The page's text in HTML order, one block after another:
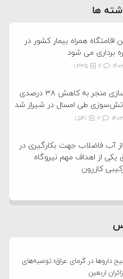
ها
اقامتگاه همراه بیمار کشور در
برداری می شود
۰۹ 1,335
فرهنگ سازی منجر به کاهش ۳۸ درصدی
طی امسال در شیراز شد
۲۷ 1,541
آب فاضلاب جهت بکارگیری در
یکی از اهداف مهم نیروگاه
کازرون
داروها در گرمای عراق؛ توصیه‌های
اربعین